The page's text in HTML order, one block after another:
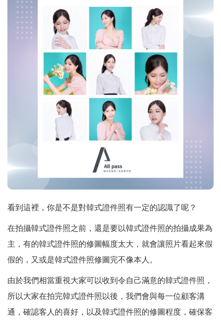
看到這裡，你是不是對韓式證件照有一定的認識了呢？
在拍攝韓式證件照之前，還是要以韓式證件照的拍攝成果為
主，有的韓式證件照的修圖幅度太大，就會讓照片看起來假
假的，又或是韓式證件照修圖完不像本人。
由於我們相當重視大家可以收到令自己滿意的韓式證件照，
所以大家在拍完韓式證件照以後，我們會與每一位顧客溝
通，確認客人的喜好，以及韓式證件照的修圖程度，確保客